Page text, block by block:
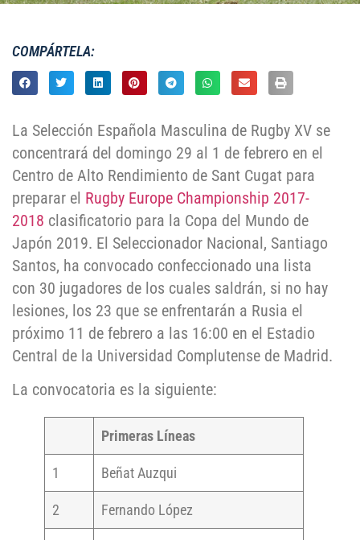
COMPÁRTELA:
La Selección Española Masculina de Rugby XV se
concentrará del domingo 29 al 1 de febrero en el
Centro de Alto Rendimiento de Sant Cugat para
preparar el Rugby Europe Championship 2017-
2018 clasificatorio para la Copa del Mundo de
Japón 2019. El Seleccionador Nacional, Santiago
Santos, ha convocado confeccionado una lista
con 30 jugadores de los cuales saldrán, si no hay
lesiones, los 23 que se enfrentarán a Rusia el
próximo 11 de febrero a las 16:00 en el Estadio
Central de la Universidad Complutense de Madrid.
La convocatoria es la siguiente:
Primeras Líneas
1 Beñat Auzqui
2 Fernando López